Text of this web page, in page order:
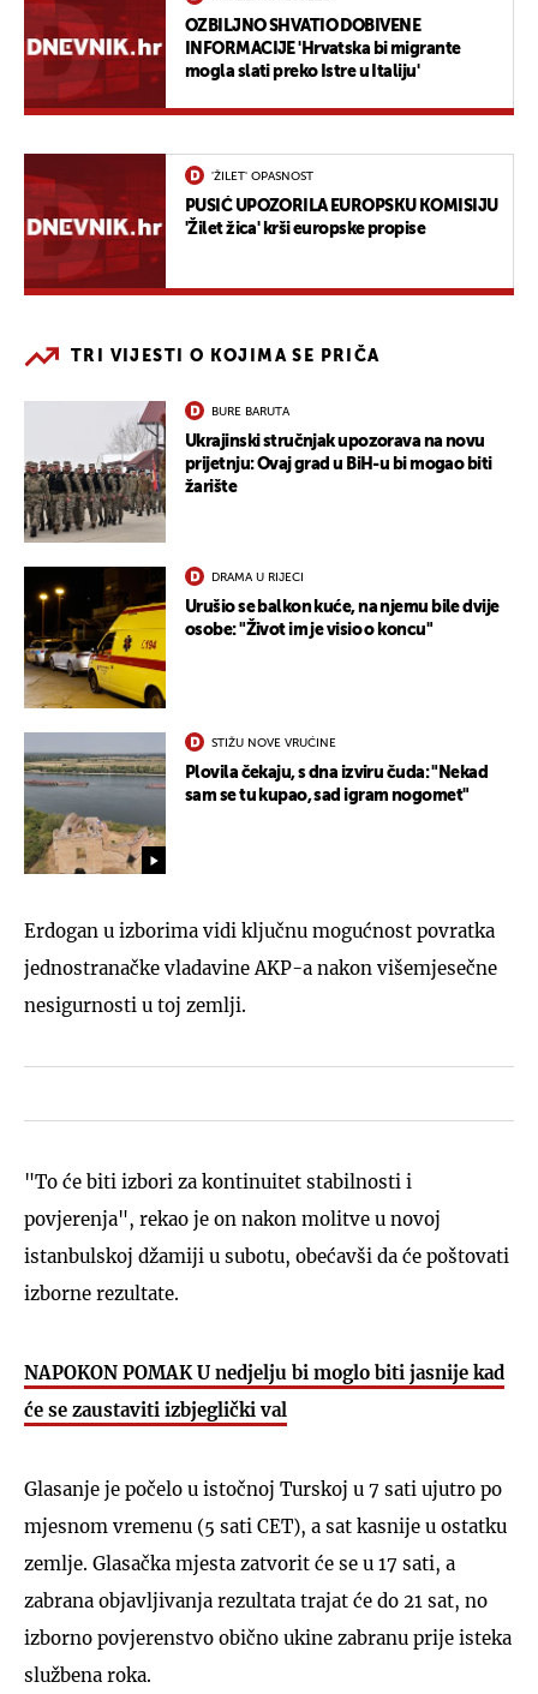
OZBILJNO SHVATIO DOBIVENE
INFORMACIJE 'Hrvatska bi migrante
mogla slati preko Istre u Italiju'
'ŽILET' OPASNOST
PUSIĆ UPOZORILA EUROPSKU KOMISIJU
'Žilet žica' krši europske propise
TRI VIJESTI O KOJIMA SE PRIČA
BURE BARUTA
Ukrajinski stručnjak upozorava na novu
prijetnju: Ovaj grad u BiH-u bi mogao biti
žarište
DRAMA U RIJECI
Urušio se balkon kuće, na njemu bile dvije
osobe: "Život im je visio o koncu"
STIŽU NOVE VRUĆINE
Plovila čekaju, s dna izviru čuda: "Nekad
sam se tu kupao, sad igram nogomet"
Erdogan u izborima vidi ključnu mogućnost povratka
jednostranačke vladavine AKP-a nakon višemjesečne
nesigurnosti u toj zemlji.
"To će biti izbori za kontinuitet stabilnosti i
povjerenja", rekao je on nakon molitve u novoj
istanbulskoj džamiji u subotu, obećavši da će poštovati
izborne rezultate.
NAPOKON POMAK U nedjelju bi moglo biti jasnije kad
će se zaustaviti izbjeglički val
Glasanje je počelo u istočnoj Turskoj u 7 sati ujutro po
mjesnom vremenu (5 sati CET), a sat kasnije u ostatku
zemlje. Glasačka mjesta zatvorit će se u 17 sati, a
zabrana objavljivanja rezultata trajat će do 21 sat, no
izborno povjerenstvo obično ukine zabranu prije isteka
službena roka.